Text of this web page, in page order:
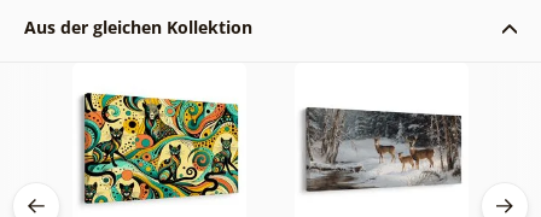
Aus der gleichen Kollektion